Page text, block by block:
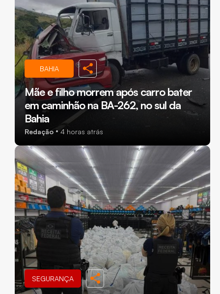
BAHIA
Mãe e filho morrem após carro bater
em caminhão na BA-262, no sul da
Bahia
Redação 4 horas atrás
SEGURANÇA